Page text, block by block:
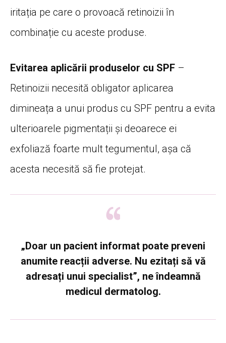
iritația pe care o provoacă retinoizii în
combinație cu aceste produse.
Evitarea aplicării produselor cu SPF –
Retinoizii necesită obligator aplicarea
dimineața a unui produs cu SPF pentru a evita
ulterioarele pigmentații și deoarece ei
exfoliază foarte mult tegumentul, așa că
acesta necesită să fie protejat.
„Doar un pacient informat poate preveni
anumite reacții adverse. Nu ezitați să vă
adresați unui specialist”, ne îndeamnă
medicul dermatolog.